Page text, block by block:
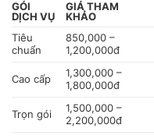
GÓI
DỊCH VỤ
GIÁ THAM
KHẢO
Tiêu
chuẩn
850,000 –
1,200,000đ
Cao cấp
1,300,000 –
1,800,000đ
Trọn gói
1,500,000 –
2,200,000đ